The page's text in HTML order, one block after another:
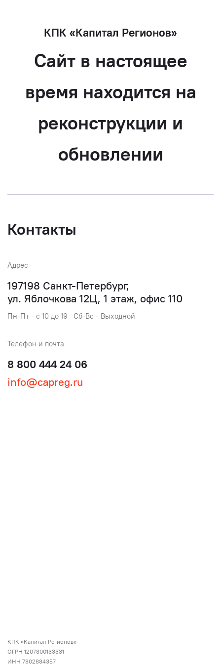
КПК «Капитал Регионов»
Сайт в настоящее
время находится на
реконструкции и
обновлении
Контакты
Адрес
197198 Санкт-Петербург,
ул. Яблочкова 12Ц, 1 этаж, офис 110
Пн-Пт - с 10 до 19 Сб-Вс - Выходной
Телефон и почта
8 800 444 24 06
info@capreg.ru
КПК «Капитал Регионов»
ОГРН 1207800133331
ИНН 7802884357